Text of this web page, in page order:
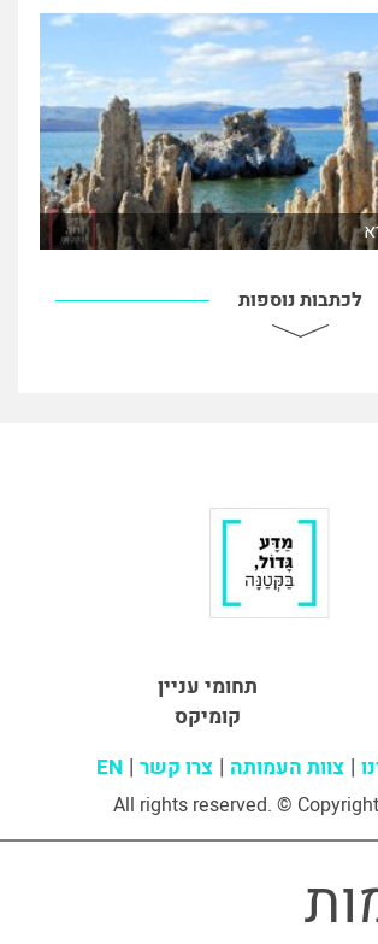
לכתבות נוספות
תחומי עניין
קומיקס
צוות העמותה צרו קשר EN
All rights reserved. ©